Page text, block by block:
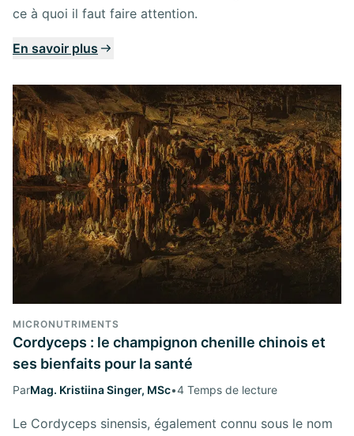
ce à quoi il faut faire attention.
En savoir plus
MICRONUTRIMENTS
Cordyceps : le champignon chenille chinois et
ses bienfaits pour la santé
ParMag. Kristiina Singer, MSc•4 Temps de lecture
Le Cordyceps sinensis, également connu sous le nom